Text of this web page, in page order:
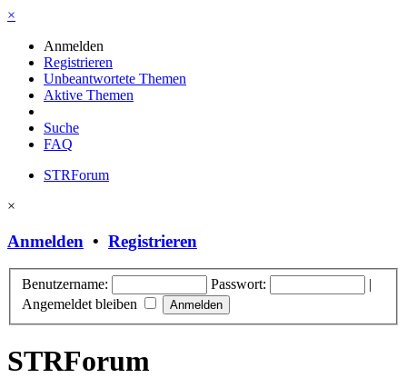
×
Anmelden
Registrieren
Unbeantwortete Themen
Aktive Themen
Suche
FAQ
STRForum
×
Anmelden • Registrieren
Benutzername: Passwort:
|
Angemeldet bleiben
STRForum